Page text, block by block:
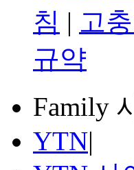
침 | 고
규약
Family
YTN|